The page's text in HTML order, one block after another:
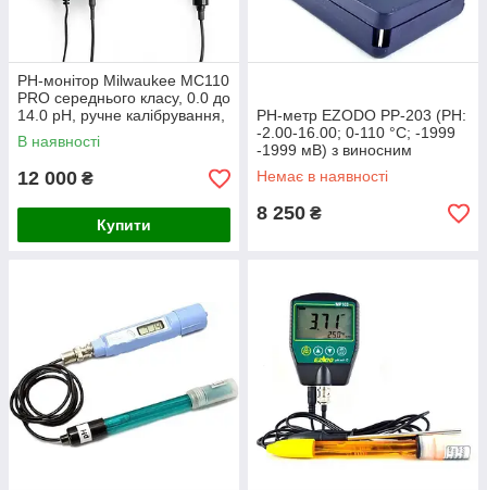
PH-монітор Milwaukee MC110
PRO середнього класу, 0.0 до
14.0 pH, ручне калібрування,
Угорщина
В наявності
12 000 ₴
Купити
РН-метр EZODO PP-203 (РН:
-2.00-16.00; 0-110 °C; -1999
-1999 мВ) з виносним
електродом і термодатчиком
Немає в наявності
8 250 ₴